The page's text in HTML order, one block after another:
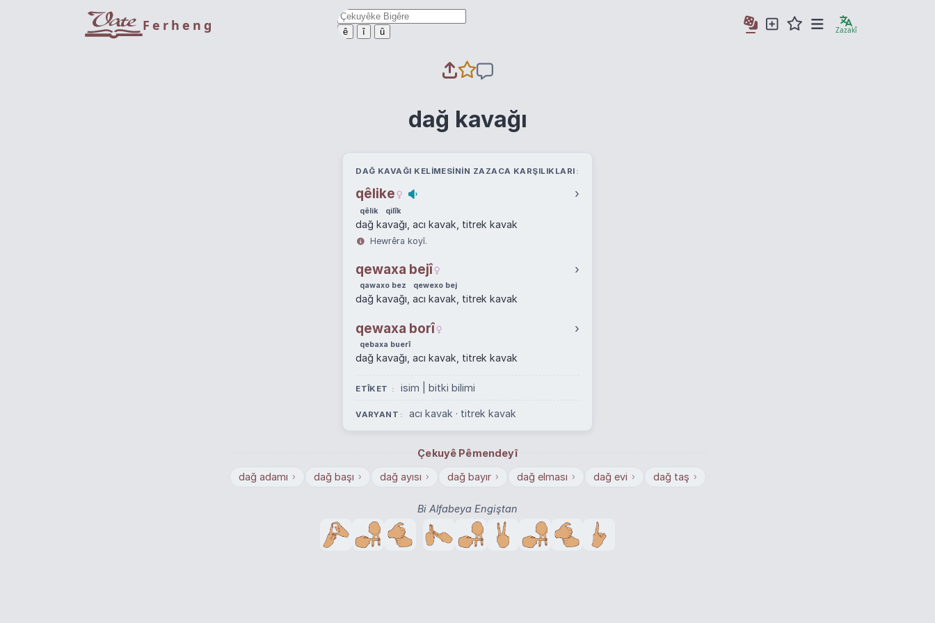
Ferheng ê î û Zazakî
dağ kavağı
DAĞ KAVAĞI KELIMESININ ZAZACA KARŞILIKLARI
qêlike ›
qêlik qilîk
dağ kavağı, acı kavak, titrek kavak
Hewrêra koyî.
qewaxa bejî ›
qawaxo bez qewexo bej
dağ kavağı, acı kavak, titrek kavak
qewaxa borî ›
qebaxa buerî
dağ kavağı, acı kavak, titrek kavak
ETÎKET isim | bitki bilimi
VARYANT acı kavak · titrek kavak
Çekuyê Pêmendeyî
dağ adamı › dağ başı › dağ ayısı › dağ bayır › dağ elması › dağ evi › dağ taş ›
Bi Alfabeya Engiştan